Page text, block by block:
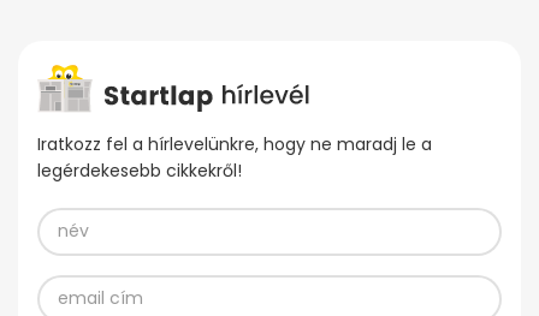
Iratkozz fel a hírlevelünkre, hogy ne maradj le a
legérdekesebb cikkekről!